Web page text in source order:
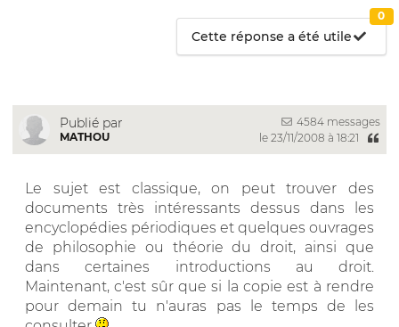
Cette réponse a été utile
0
Publié par
MATHOU
4584 messages
le 23/11/2008 à 18:21
Le sujet est classique, on peut trouver des
documents très intéressants dessus dans les
encyclopédies périodiques et quelques ouvrages
de philosophie ou théorie du droit, ainsi que
dans certaines introductions au droit.
Maintenant, c'est sûr que si la copie est à rendre
pour demain tu n'auras pas le temps de les